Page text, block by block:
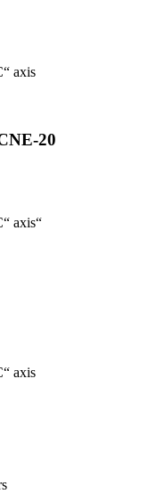
axis
20
axis“
axis